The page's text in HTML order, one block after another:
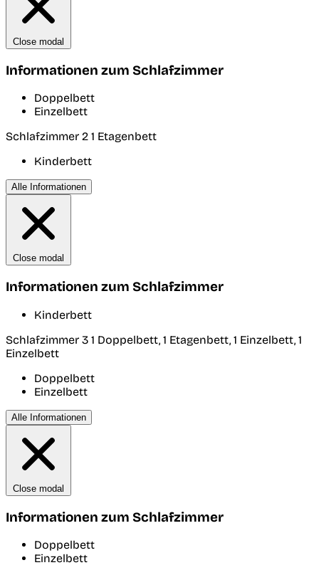
Close modal
Informationen zum Schlafzimmer
Doppelbett
Einzelbett
Schlafzimmer 2 1 Etagenbett
Kinderbett
Alle Informationen
Close modal
Informationen zum Schlafzimmer
Kinderbett
Schlafzimmer 3 1 Doppelbett, 1 Etagenbett, 1 Einzelbett, 1
Einzelbett
Doppelbett
Einzelbett
Alle Informationen
Close modal
Informationen zum Schlafzimmer
Doppelbett
Einzelbett